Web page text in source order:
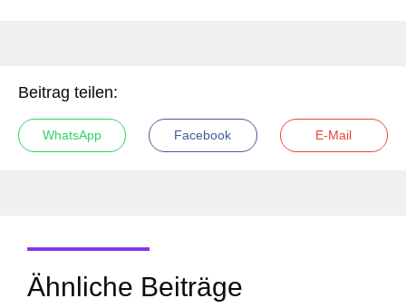
Beitrag teilen:
WhatsApp Facebook E-Mail
Ähnliche Beiträge